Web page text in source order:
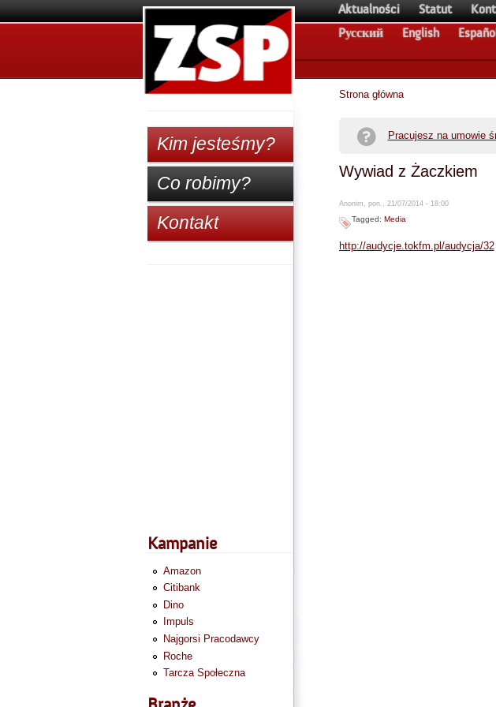
Aktualności Statut
Pусский
English
Strona główna
Pracujesz na umowie
Wywiad z Żaczkiem
Anonim, pon., 21/07/2014 - 18:00
Tagged: Media
http://audycje.tokfm.pl/audycja/32
Kim jesteśmy?
Co robimy?
Kontakt
Kampanie
Amazon
Citibank
Dino
Impuls
Najgorsi Pracodawcy
Roche
Tarcza Społeczna